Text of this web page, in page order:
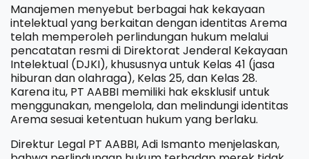
Manajemen menyebut berbagai hak kekayaan
intelektual yang berkaitan dengan identitas Arema
telah memperoleh perlindungan hukum melalui
pencatatan resmi di Direktorat Jenderal Kekayaan
Intelektual (DJKI), khususnya untuk Kelas 41 (jasa
hiburan dan olahraga), Kelas 25, dan Kelas 28.
Karena itu, PT AABBI memiliki hak eksklusif untuk
menggunakan, mengelola, dan melindungi identitas
Arema sesuai ketentuan hukum yang berlaku.
Direktur Legal PT AABBI, Adi Ismanto menjelaskan,